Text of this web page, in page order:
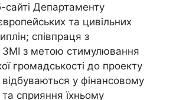
сайті Департаменту
та цивільних
співпраця з
ЗМІ з метою стимулювання
громадськості до проекту
у фінансовому
та сприяння їхньому